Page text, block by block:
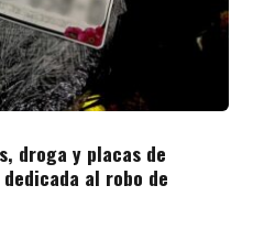
droga y placas de
al robo de